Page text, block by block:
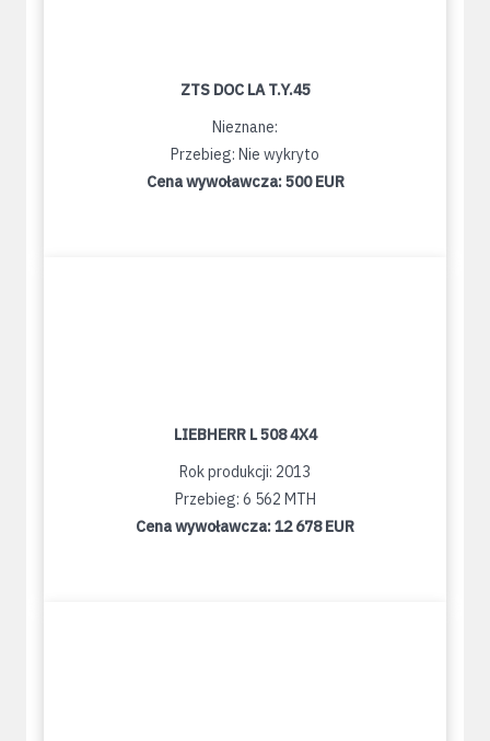
ZTS DOC LA T.Y.45
Nieznane:
Przebieg: Nie wykryto
Cena wywoławcza:500 EUR
LIEBHERR L 508 4X4
Rok produkcji: 2013
Przebieg: 6 562 MTH
Cena wywoławcza:12 678 EUR